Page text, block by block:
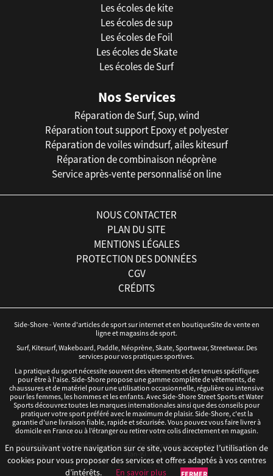
Les écoles de kite
Les écoles de sup
Les écoles de Foil
Les écoles de Skate
Les écoles de Surf
Nos Services
Réparation de Surf, Sup, wind
Réparation tout support Epoxy et polyester
Réparation de voiles windsurf, ailes kitesurf
Réparation de combinaison néoprène
Service après-vente personnalisé on line
NOUS CONTACTER
PLAN DU SITE
MENTIONS LÉGALES
PROTECTION DES DONNÉES
CGV
CRÉDITS
Side-Shore - Vente d'articles de sport sur internet et en boutiqueSite de vente en
ligne et magasins de sport.
Surf, Kitesurf, Wakeboard, Paddle, Néoprène, Skate, Sportwear, Streetwear. Des
services pour vos pratiques sportives.
La pratique du sport nécessite souvent des vêtements et des tenues spécifiques
pour être à l'aise. Side-Shore propose une gamme complète de vêtements, de
chaussures et de matériel pour une utilisation occasionnelle, régulière ou intensive
pour les femmes, les hommes et les enfants. Avec Side-Shore Street Sports et Water
Sports découvrez toutes les marques internationales ainsi que des conseils pour
pratiquer votre sport préféré avec le maximum de plaisir. Side-Shore, c'est la
garantie d'une livraison fiable, rapide et sécurisée. Vous pouvez vous faire livrer à
domicile en France ou à l’étranger ou retirer votre colis directement en magasin.
©Side-Shore 2016 - Magasins de sports - Tous droits réservés - Réalisation :iD3ix
Tan-Ki
En poursuivant votre navigation sur ce site, vous acceptez l’utilisation de
cookies pour vous proposer des services et offres adaptés à vos centres
d’intérêts.
En savoir plus FERMER